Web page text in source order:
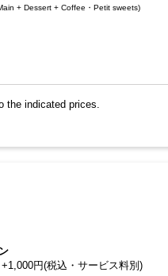
+ Dessert + Coffee・Petit sweets)
the indicated prices.
円(税込・サービス料別)